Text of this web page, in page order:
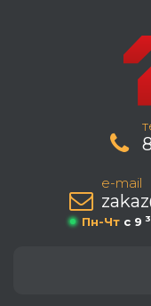
e-mail
Пн-Чт c 9